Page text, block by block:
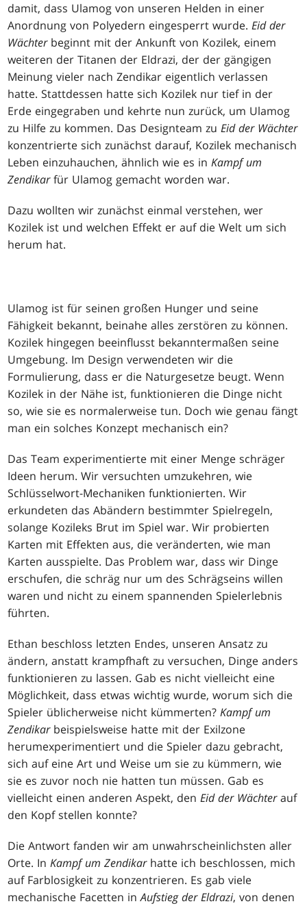
damit, dass Ulamog von unseren Helden in einer
Anordnung von Polyedern eingesperrt wurde.Eid der
Wächterbeginnt mit der Ankunft von Kozilek, einem
weiteren der Titanen der Eldrazi, der der gängigen
Meinung vieler nach Zendikar eigentlich verlassen
hatte. Stattdessen hatte sich Kozilek nur tief in der
Erde eingegraben und kehrte nun zurück, um Ulamog
zu Hilfe zu kommen. Das Designteam zuEid der Wächter
konzentrierte sich zunächst darauf, Kozilek mechanisch
Leben einzuhauchen, ähnlich wie es inKampf um
Zendikarfür Ulamog gemacht worden war.
Dazu wollten wir zunächst einmal verstehen, wer
Kozilek ist und welchen Effekt er auf die Welt um sich
herum hat.
Ulamog ist für seinen großen Hunger und seine
Fähigkeit bekannt, beinahe alles zerstören zu können.
Kozilek hingegen beeinflusst bekanntermaßen seine
Umgebung. Im Design verwendeten wir die
Formulierung, dass er die Naturgesetze beugt. Wenn
Kozilek in der Nähe ist, funktionieren die Dinge nicht
so, wie sie es normalerweise tun. Doch wie genau fängt
man ein solches Konzept mechanisch ein?
Das Team experimentierte mit einer Menge schräger
Ideen herum. Wir versuchten umzukehren, wie
Schlüsselwort-Mechaniken funktionierten. Wir
erkundeten das Abändern bestimmter Spielregeln,
solange Kozileks Brut im Spiel war. Wir probierten
Karten mit Effekten aus, die veränderten, wie man
Karten ausspielte. Das Problem war, dass wir Dinge
erschufen, die schräg nur um des Schrägseins willen
waren und nicht zu einem spannenden Spielerlebnis
führten.
Ethan beschloss letzten Endes, unseren Ansatz zu
ändern, anstatt krampfhaft zu versuchen, Dinge anders
funktionieren zu lassen. Gab es nicht vielleicht eine
Möglichkeit, dass etwas wichtig wurde, worum sich die
Spieler üblicherweise nicht kümmerten?Kampf um
Zendikarbeispielsweise hatte mit der Exilzone
herumexperimentiert und die Spieler dazu gebracht,
sich auf eine Art und Weise um sie zu kümmern, wie
sie es zuvor noch nie hatten tun müssen. Gab es
vielleicht einen anderen Aspekt, denEid der Wächterauf
den Kopf stellen konnte?
Die Antwort fanden wir am unwahrscheinlichsten aller
Orte. InKampf um Zendikarhatte ich beschlossen, mich
auf Farblosigkeit zu konzentrieren. Es gab viele
mechanische Facetten inAufstieg der Eldrazi, von denen